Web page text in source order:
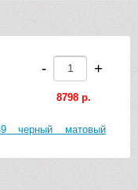
черный матовый
- +
8798 р.